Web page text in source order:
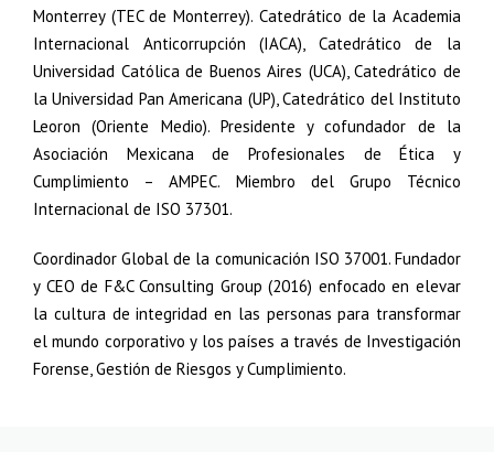
Monterrey (TEC de Monterrey). Catedrático de la Academia
Internacional Anticorrupción (IACA), Catedrático de la
Universidad Católica de Buenos Aires (UCA), Catedrático de
la Universidad Pan Americana (UP), Catedrático del Instituto
Leoron (Oriente Medio). Presidente y cofundador de la
Asociación Mexicana de Profesionales de Ética y
Cumplimiento – AMPEC. Miembro del Grupo Técnico
Internacional de ISO 37301.
Coordinador Global de la comunicación ISO 37001. Fundador
y CEO de F&C Consulting Group (2016) enfocado en elevar
la cultura de integridad en las personas para transformar
el mundo corporativo y los países a través de Investigación
Forense, Gestión de Riesgos y Cumplimiento.